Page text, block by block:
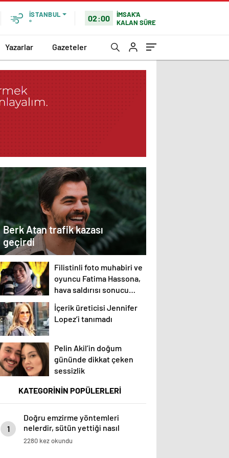
İSTANBUL
°
02:00
İMSAK'A
KALAN SÜRE
Yazarlar Gazeteler
Berk Atan trafik kazası
geçirdi
Filistinli foto muhabiri ve
oyuncu Fatima Hassona,
hava saldırısı sonucu
İçerik üreticisi Jennifer
Lopez’i tanımadı
Pelin Akil’in doğum
gününde dikkat çeken
sessizlik
KATEGORİNİN POPÜLERLERİ
1
Doğru emzirme yöntemleri
nelerdir, sütün yettiği nasıl
anlaşılır?
2280 kez okundu